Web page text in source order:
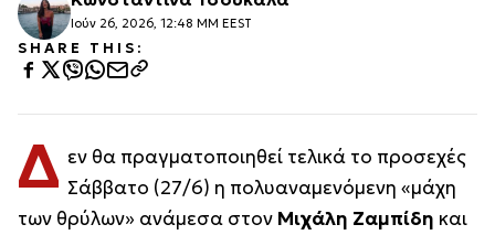
Ιούν 26, 2026, 12:48 ΜΜ EEST
SHARE THIS:
Δ εν θα πραγματοποιηθεί τελικά το προσεχές
Σάββατο (27/6) η πολυαναμενόμενη «μάχη
των θρύλων» ανάμεσα στον Μιχάλη Ζαμπίδη και